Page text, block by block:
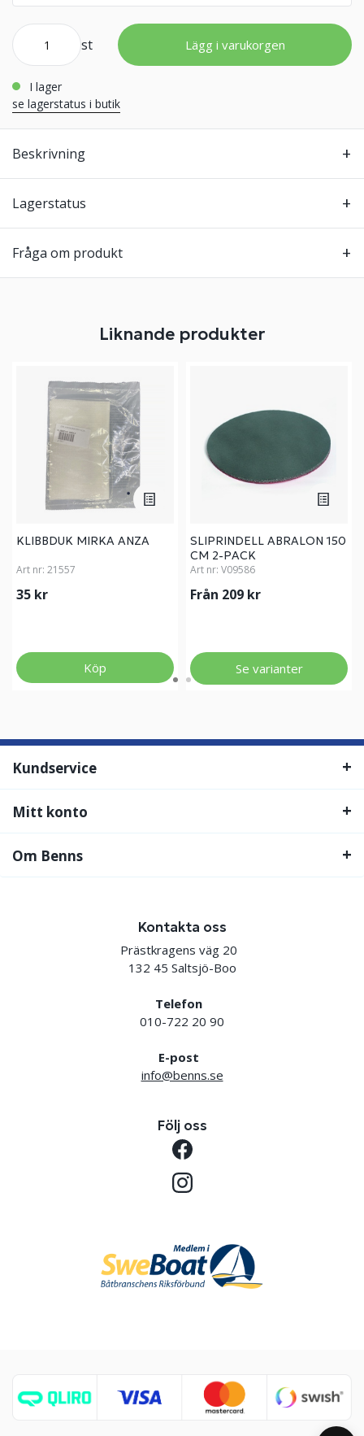
st Lägg i varukorgen
i lager
se lagerstatus i butik
Beskrivning
Lagerstatus
Fråga om produkt
Liknande produkter
KLIBBDUK MIRKA ANZA
Art nr: 21557
35 kr
Köp
SLIPRINDELL ABRALON 150
CM 2-PACK
Art nr: V09586
Från 209 kr
Se varianter
Kundservice
Mitt konto
Om Benns
Kontakta oss
Prästkragens väg 20
132 45 Saltsjö-Boo
Telefon
010-722 20 90
E-post
info@benns.se
Följ oss